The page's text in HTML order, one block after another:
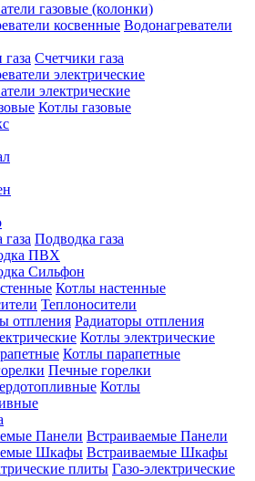
газовые (колонки)
Водонагреватели
Счетчики газа
электрические
Котлы газовые
Подводка газа
ПВХ
Сильфон
Котлы настенные
Теплоносители
Радиаторы отпления
Котлы электрические
Котлы парапетные
Печные горелки
Котлы
Встраиваемые Панели
Встраиваемые Шкафы
Газо-электрические